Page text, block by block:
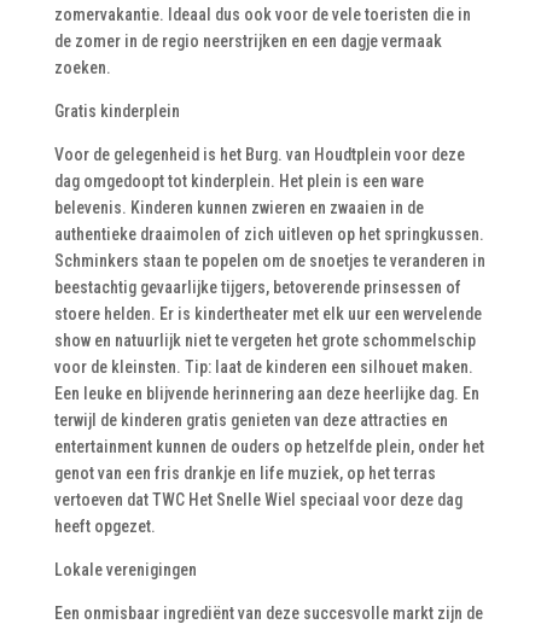
zomervakantie. Ideaal dus ook voor de vele toeristen die in
de zomer in de regio neerstrijken en een dagje vermaak
zoeken.
Gratis kinderplein
Voor de gelegenheid is het Burg. van Houdtplein voor deze
dag omgedoopt tot kinderplein. Het plein is een ware
belevenis. Kinderen kunnen zwieren en zwaaien in de
authentieke draaimolen of zich uitleven op het springkussen.
Schminkers staan te popelen om de snoetjes te veranderen in
beestachtig gevaarlijke tijgers, betoverende prinsessen of
stoere helden. Er is kindertheater met elk uur een wervelende
show en natuurlijk niet te vergeten het grote schommelschip
voor de kleinsten. Tip: laat de kinderen een silhouet maken.
Een leuke en blijvende herinnering aan deze heerlijke dag. En
terwijl de kinderen gratis genieten van deze attracties en
entertainment kunnen de ouders op hetzelfde plein, onder het
genot van een fris drankje en life muziek, op het terras
vertoeven dat TWC Het Snelle Wiel speciaal voor deze dag
heeft opgezet.
Lokale verenigingen
Een onmisbaar ingrediënt van deze succesvolle markt zijn de